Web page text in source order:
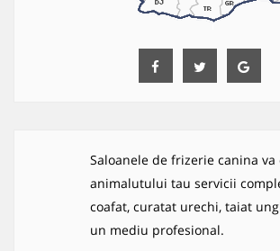
Saloanele de frizerie canina va
animalutului tau servicii
coafat, curatat urechi, taiat
un mediu profesional.